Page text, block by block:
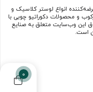
0
انواع لوستر کلاسیک و
و محصولات دکوراتیو چوبی با
حقوق این وب‌سایت متعلق به صنایع
است.